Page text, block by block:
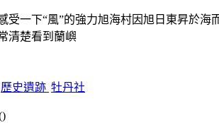
受一下“風”的強力旭海村因旭日東昇於
清楚看到蘭嶼
歷史遺跡 牡丹社
)